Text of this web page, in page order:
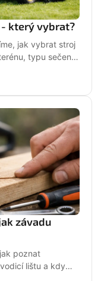
který vybrat?
jak vybrat stroj
typu sečení
závadu
poznat
lištu a kdy